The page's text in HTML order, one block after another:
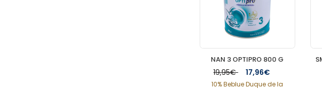
NAN 3 OPTIPRO 800 G
19,95€ 17,96€
10% Beblue Duque de la